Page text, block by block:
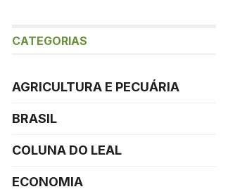
CATEGORIAS
AGRICULTURA E PECUÁRIA
BRASIL
COLUNA DO LEAL
ECONOMIA